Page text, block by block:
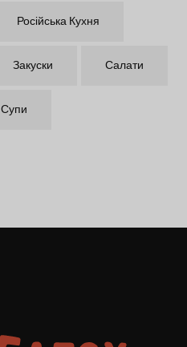
Російська Кухня
Закуски Салати
Супи